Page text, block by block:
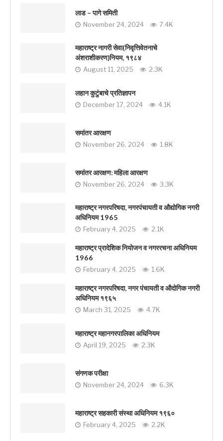
लाड – पागे समिती
November 24, 2024 7.4K
महाराष्ट्र नागरी सेवा(निवृत्तिवेतनाचे
अंशराशीकरण)नियम, १९८४
August 11, 2025 2.3K
लहान कुटुंबाचे प्रतिज्ञापन
December 17, 2024 4.1K
समांतर आरक्षण
November 26, 2024 1.8K
समांतर आरक्षण: महिला आरक्षण
November 26, 2024 3.3K
महाराष्ट्र नगरपरिषदा, नगरपंचायती व औद्योगिक नगरी
अधिनियम 1965
February 4, 2025 2.1K
महाराष्ट्र प्रादेशिक नियोजन व नगररचना अधिनियम
1966
February 4, 2025 1.6K
महाराष्ट्र नगरपरिषदा, नगर पंचायती व औदोगिक नगरी
अधिनियम १९६५
March 31, 2025 4.7K
महाराष्ट्र महानगरपालिका अधिनियम
April 19, 2025 2.3K
संगणक परीक्षा
November 24, 2024 6.3K
महाराष्ट्र सहकारी संस्था अधिनियम १९६०
February 4, 2025 2.2K